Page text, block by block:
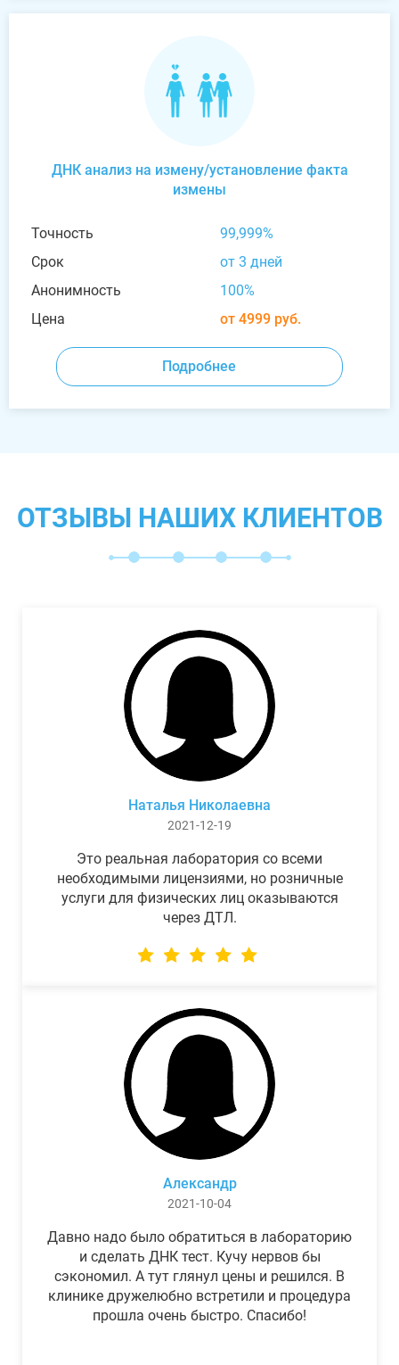
ДНК анализ на измену/установление факта
измены
Точность
99,999%
Срок
от 3 дней
Анонимность
100%
Цена
от 4999 руб.
Подробнее
ОТЗЫВЫ НАШИХ КЛИЕНТОВ
Наталья Николаевна
2021-12-19
Это реальная лаборатория со всеми
необходимыми лицензиями, но розничные
услуги для физических лиц оказываются
через ДТЛ.
Александр
2021-10-04
Давно надо было обратиться в лабораторию
и сделать ДНК тест. Кучу нервов бы
сэкономил. А тут глянул цены и решился. В
клинике дружелюбно встретили и процедура
прошла очень быстро. Спасибо!